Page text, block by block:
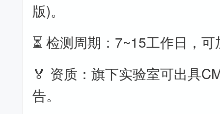
版)。
⏳ 检测周期：7~15工作日，
🏅 资质：旗下实验室可出具
告。